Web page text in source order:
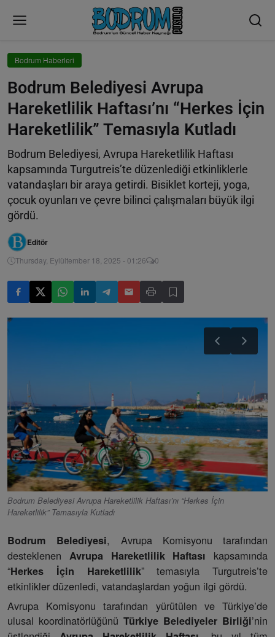
Bodrum Haberleri
Bodrum Belediyesi Avrupa
Hareketlilik Haftası’nı “Herkes İçin
Hareketlilik” Temasıyla Kutladı
Bodrum Belediyesi, Avrupa Hareketlilik Haftası
kapsamında Turgutreis’te düzenlediği etkinliklerle
vatandaşları bir araya getirdi. Bisiklet korteji, yoga,
çocuk oyunları ve çevre bilinci çalışmaları büyük ilgi
gördü.
Editör
Thursday, Eylültember 18, 2025 - 01:26 0
Bodrum Belediyesi Avrupa Hareketlilik Haftası’nı “Herkes İçin
Hareketlilik” Temasıyla Kutladı
Bodrum Belediyesi, Avrupa Komisyonu tarafından
desteklenen Avrupa Hareketlilik Haftası kapsamında
“Herkes İçin Hareketlilik” temasıyla Turgutreis’te
etkinlikler düzenledi, vatandaşlardan yoğun ilgi gördü.
Avrupa Komisyonu tarafından yürütülen ve Türkiye’de
ulusal koordinatörlüğünü Türkiye Belediyeler Birliği’nin